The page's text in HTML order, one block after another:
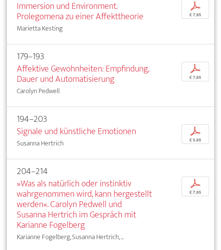
Immersion und Environment.
Prolegomena zu einer Affekttheorie
Marietta Kesting
p
€ 7,95
179–193
Affektive Gewohnheiten: Empfindung,
Dauer und Automatisierung
Carolyn Pedwell
p
€ 7,95
194–203
Signale und künstliche Emotionen
Susanna Hertrich
p
€ 5,95
204–214
»Was als natürlich oder instinktiv
wahrgenommen wird, kann hergestellt
werden«. Carolyn Pedwell und
Susanna Hertrich im Gespräch mit
Karianne Fogelberg
Karianne Fogelberg, Susanna Hertrich, ...
p
€ 7,95